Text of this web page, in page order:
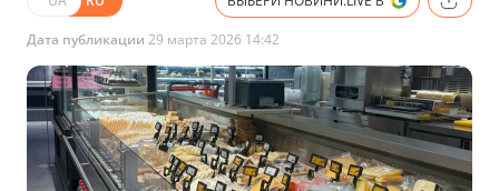
Дата публикации 29 марта 2026 14:42